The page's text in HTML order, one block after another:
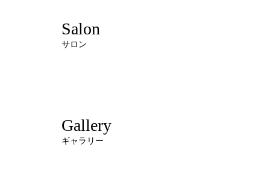
Salon
サロン
Gallery
ギャラリー